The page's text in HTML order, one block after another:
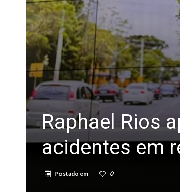
Raphael Rios
acidentes em
Postado em 0